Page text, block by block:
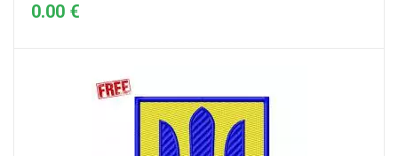
0.00 €